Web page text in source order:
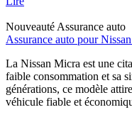
Nouveauté Assurance auto
Assurance auto pour
La Nissan Micra est une
faible consommation et sa
générations, ce modèle
véhicule fiable et